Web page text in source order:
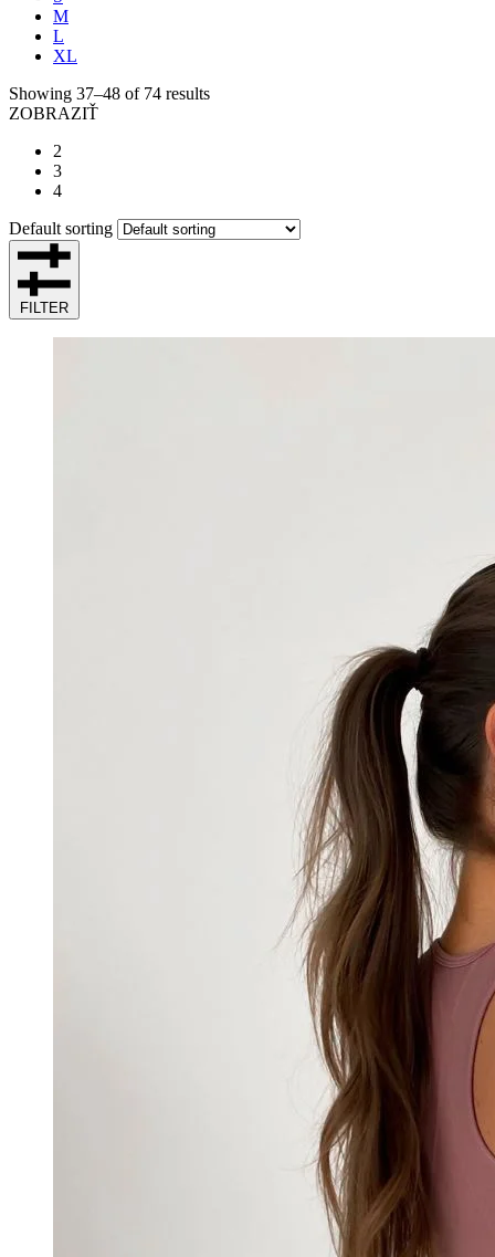
M
L
XL
Showing 37–48 of 74 results
ZOBRAZIŤ
2
3
4
Default sorting
FILTER